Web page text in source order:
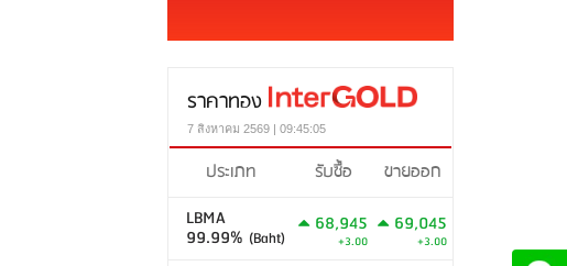
ราคาทอง
7 สิงหาคม 2569 | 09:45:05
ประเภท รับซื้อ
ขายออก
LBMA
99.99% (Baht)
68,945
+3.00
69,045
+3.00